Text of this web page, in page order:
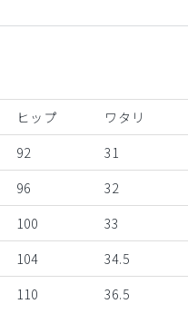
ヒップ ワタリ
92 31
96 32
100 33
104 34.5
110 36.5